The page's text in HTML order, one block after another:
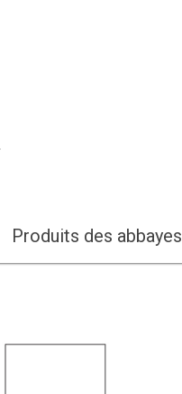
Produits des abbayes